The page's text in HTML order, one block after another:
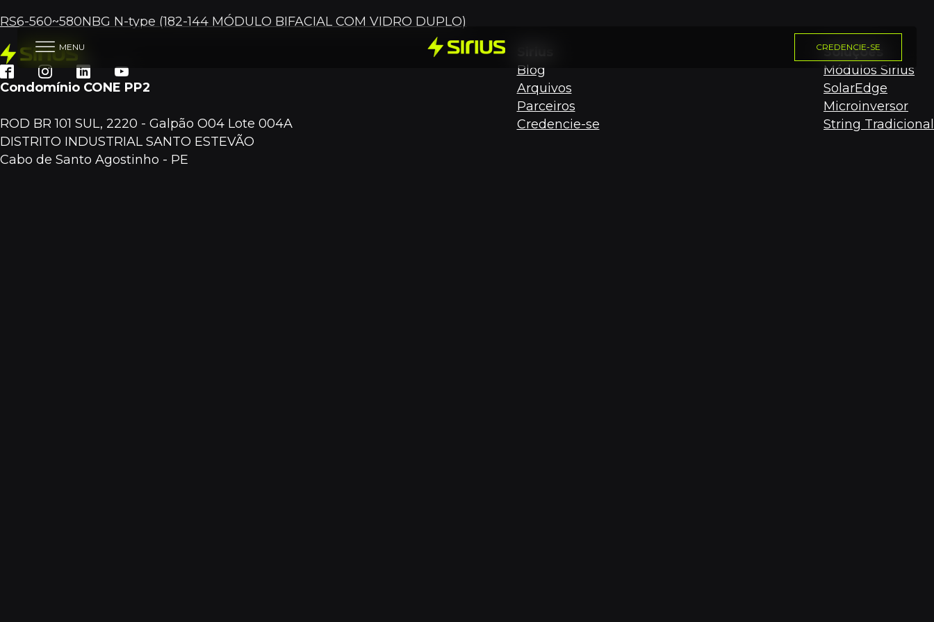
MENU CREDENCIE-SE
RS6-560~580NBG N-type (182-144 MÓDULO BIFACIAL COM VIDRO DUPLO)
Condomínio CONE PP2
ROD BR 101 SUL, 2220 - Galpão O04 Lote 004A
DISTRITO INDUSTRIAL SANTO ESTEVÃO
Cabo de Santo Agostinho - PE
Blog
Arquivos
Parceiros
Credencie-se
Soluções
Módulos Sirius
SolarEdge
Microinversor
String Tradicional